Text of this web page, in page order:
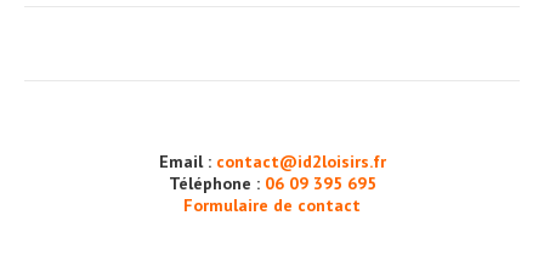
Email : contact@id2loisirs.fr
Téléphone : 06 09 395 695
Formulaire de contact